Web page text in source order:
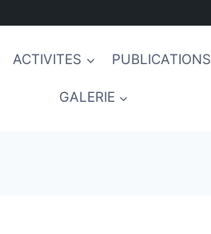
ACTIVITES PUBLICATIONS
GALERIE